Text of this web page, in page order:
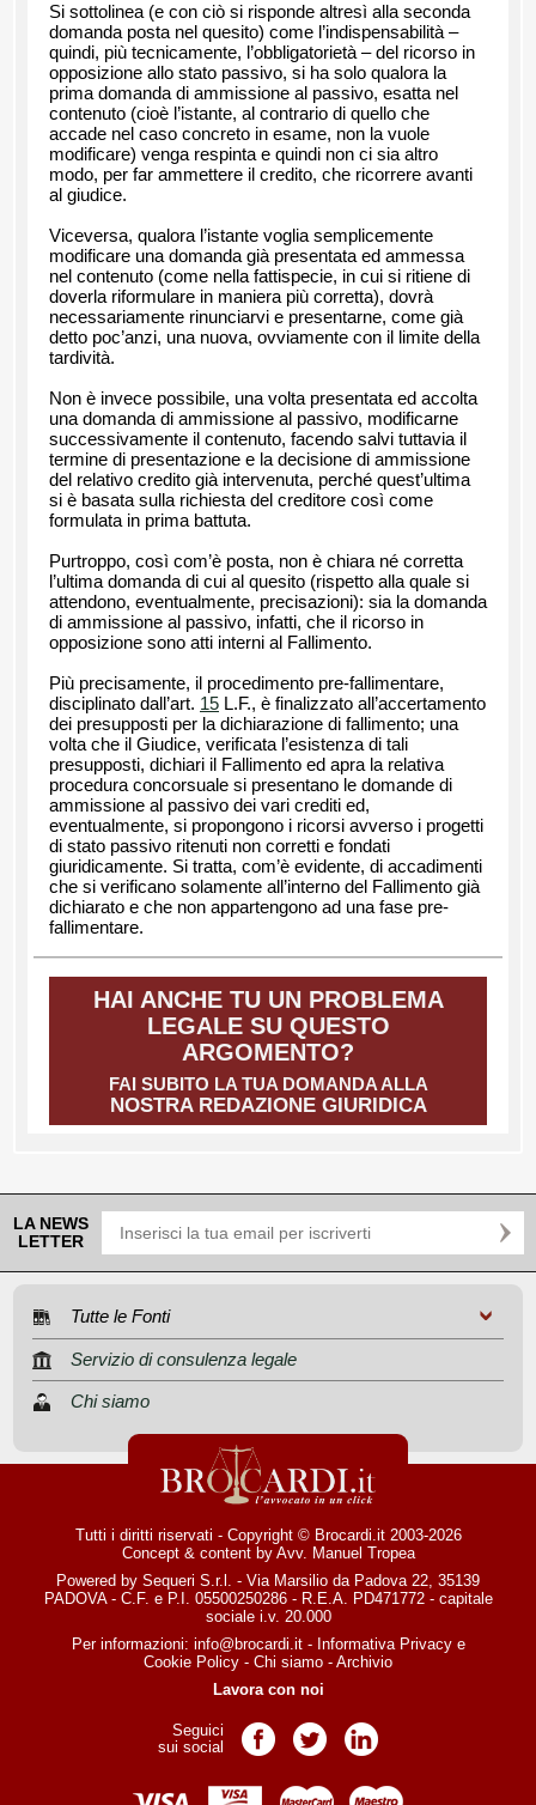
Si sottolinea (e con ciò si risponde altresì alla seconda
domanda posta nel quesito) come l’indispensabilità –
quindi, più tecnicamente, l’obbligatorietà – del ricorso in
opposizione allo stato passivo, si ha solo qualora la
prima domanda di ammissione al passivo, esatta nel
contenuto (cioè l’istante, al contrario di quello che
accade nel caso concreto in esame, non la vuole
modificare) venga respinta e quindi non ci sia altro
modo, per far ammettere il credito, che ricorrere avanti
al giudice.
Viceversa, qualora l’istante voglia semplicemente
modificare una domanda già presentata ed ammessa
nel contenuto (come nella fattispecie, in cui si ritiene di
doverla riformulare in maniera più corretta), dovrà
necessariamente rinunciarvi e presentarne, come già
detto poc’anzi, una nuova, ovviamente con il limite della
tardività.
Non è invece possibile, una volta presentata ed accolta
una domanda di ammissione al passivo, modificarne
successivamente il contenuto, facendo salvi tuttavia il
termine di presentazione e la decisione di ammissione
del relativo credito già intervenuta, perché quest’ultima
si è basata sulla richiesta del creditore così come
formulata in prima battuta.
Purtroppo, così com’è posta, non è chiara né corretta
l’ultima domanda di cui al quesito (rispetto alla quale si
attendono, eventualmente, precisazioni): sia la domanda
di ammissione al passivo, infatti, che il ricorso in
opposizione sono atti interni al Fallimento.
Più precisamente, il procedimento pre-fallimentare,
disciplinato dall’art. 15 L.F., è finalizzato all’accertamento
dei presupposti per la dichiarazione di fallimento; una
volta che il Giudice, verificata l’esistenza di tali
presupposti, dichiari il Fallimento ed apra la relativa
procedura concorsuale si presentano le domande di
ammissione al passivo dei vari crediti ed,
eventualmente, si propongono i ricorsi avverso i progetti
di stato passivo ritenuti non corretti e fondati
giuridicamente. Si tratta, com’è evidente, di accadimenti
che si verificano solamente all’interno del Fallimento già
dichiarato e che non appartengono ad una fase pre-
fallimentare.
HAI ANCHE TU UN PROBLEMA
LEGALE SU QUESTO
ARGOMENTO?
FAI SUBITO LA TUA DOMANDA ALLA
NOSTRA REDAZIONE GIURIDICA
LA NEWS
LETTER
Tutte le Fonti
Servizio di consulenza legale
Chi siamo
Tutti i diritti riservati - Copyright © Brocardi.it 2003-2026
Concept & content by Avv. Manuel Tropea
Powered by Sequeri S.r.l. - Via Marsilio da Padova 22, 35139
PADOVA - C.F. e P.I. 05500250286 - R.E.A. PD471772 - capitale
sociale i.v. 20.000
Per informazioni: info@brocardi.it- Informativa Privacye
Cookie Policy - Chi siamo - Archivio
Lavora con noi
Seguici
sui social
Pagina Facebook
Pagina TwitterPagina LinkedIn